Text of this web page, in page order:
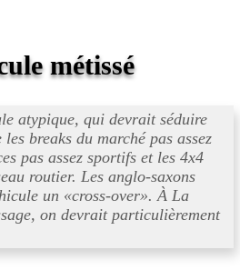
métissé
atypique, qui devrait séduire
breaks du marché pas assez
pas assez sportifs et les 4x4
routier. Les anglo-saxons
un «cross-over». À La
on devrait particulièrement